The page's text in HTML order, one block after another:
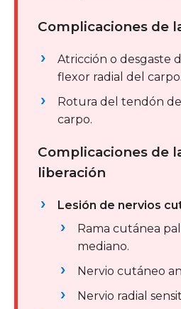
Complicaciones de
Atricción o desgaste
flexor radial del carpo.
Rotura del tendón
carpo.
Complicaciones de
liberación
Lesión de nervios
Rama cutánea
mediano.
Nervio cutáneo
Nervio radial